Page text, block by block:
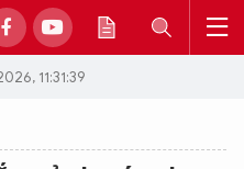
11:31:39